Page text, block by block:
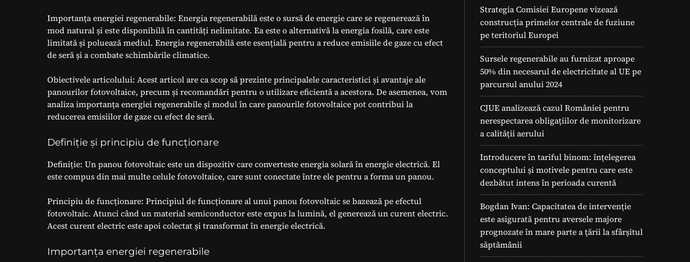
Importanța energiei regenerabile: Energia regenerabilă este o sursă de energie care se regenerează în
mod natural și este disponibilă în cantități nelimitate. Ea este o alternativă la energia fosilă, care este
limitată și poluează mediul. Energia regenerabilă este esențială pentru a reduce emisiile de gaze cu efect
de seră și a combate schimbările climatice.
Obiectivele articolului: Acest articol are ca scop să prezinte principalele caracteristici și avantaje ale
panourilor fotovoltaice, precum și recomandări pentru o utilizare eficientă a acestora. De asemenea, vom
analiza importanța energiei regenerabile și modul în care panourile fotovoltaice pot contribui la
reducerea emisiilor de gaze cu efect de seră.
Definiție și principiu de funcționare
Definiție: Un panou fotovoltaic este un dispozitiv care converteste energia solară în energie electrică. El
este compus din mai multe celule fotovoltaice, care sunt conectate între ele pentru a forma un panou.
Principiu de funcționare: Principiul de funcționare al unui panou fotovoltaic se bazează pe efectul
fotovoltaic. Atunci când un material semiconductor este expus la lumină, el generează un curent electric.
Acest curent electric este apoi colectat și transformat în energie electrică.
Importanța energiei regenerabile
Strategia Comisiei Europene vizează
construcția primelor centrale de fuziune
pe teritoriul Europei
Sursele regenerabile au furnizat aproape
50% din necesarul de electricitate al UE pe
parcursul anului 2024
CJUE analizează cazul României pentru
nerespectarea obligațiilor de monitorizare
a calității aerului
Introducere în tariful binom: înțelegerea
conceptului și motivele pentru care este
dezbătut intens în perioada curentă
Bogdan Ivan: Capacitatea de intervenție
este asigurată pentru aversele majore
prognozate în mare parte a ţării la sfârșitul
săptămânii